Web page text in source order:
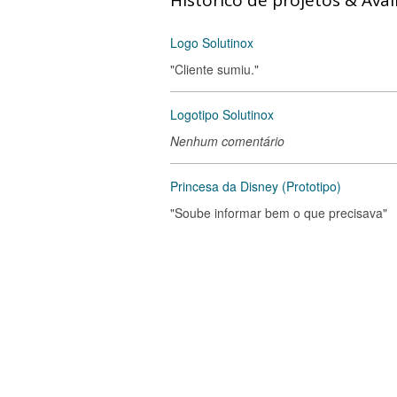
Logo Solutinox
"Cliente sumiu."
Logotipo Solutinox
Nenhum comentário
Princesa da Disney (Prototipo)
"Soube informar bem o que precisava"